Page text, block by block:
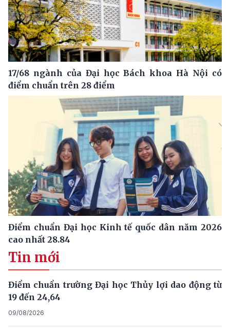
17/68 ngành của Đại học Bách khoa Hà Nội có
điểm chuẩn trên 28 điểm
Điểm chuẩn Đại học Kinh tế quốc dân năm 2026
cao nhất 28.84
Tin mới
Điểm chuẩn trường Đại học Thủy lợi dao động từ
19 đến 24,64
09/08/2026